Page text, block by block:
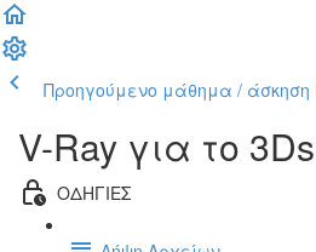
Προηγούμενο μάθημα / άσκηση
V-Ray για το
ΟΔΗΓΙΕΣ